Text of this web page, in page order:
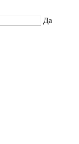
Да